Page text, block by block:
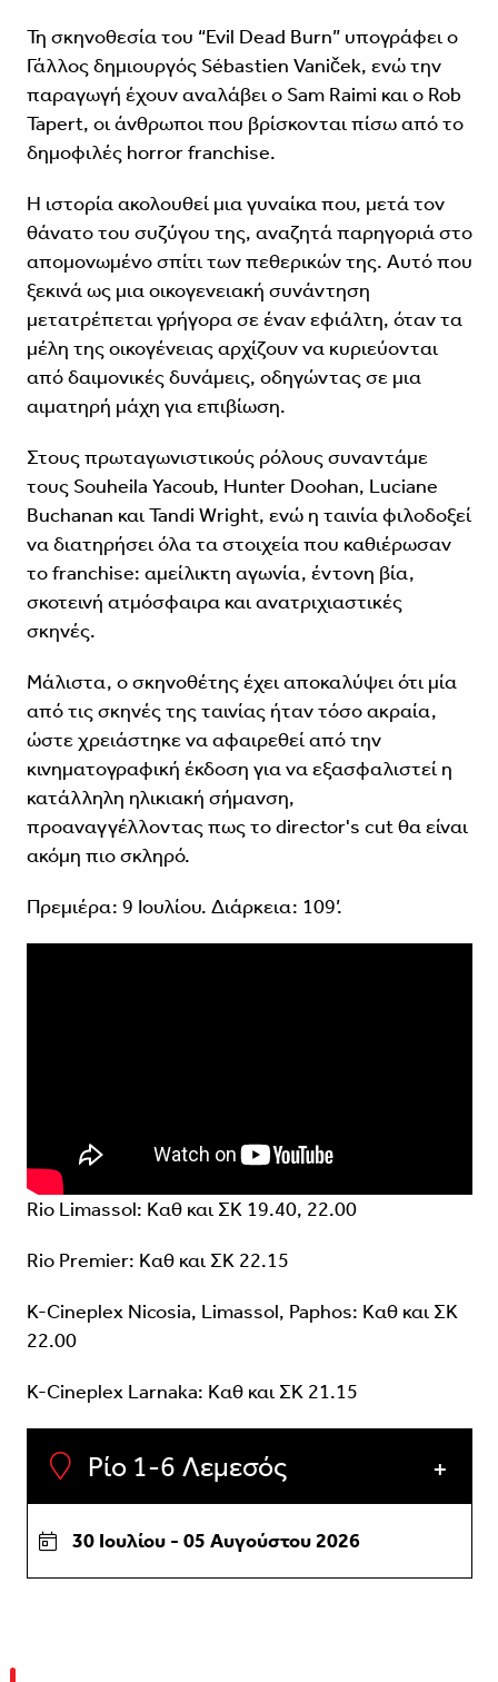
Τη σκηνοθεσία του “Evil Dead Burn” υπογράφει ο
Γάλλος δημιουργός Sébastien Vaniček, ενώ την
παραγωγή έχουν αναλάβει ο Sam Raimi και ο Rob
Tapert, οι άνθρωποι που βρίσκονται πίσω από το
δημοφιλές horror franchise.
Η ιστορία ακολουθεί μια γυναίκα που, μετά τον
θάνατο του συζύγου της, αναζητά παρηγοριά στο
απομονωμένο σπίτι των πεθερικών της. Αυτό που
ξεκινά ως μια οικογενειακή συνάντηση
μετατρέπεται γρήγορα σε έναν εφιάλτη, όταν τα
μέλη της οικογένειας αρχίζουν να κυριεύονται
από δαιμονικές δυνάμεις, οδηγώντας σε μια
αιματηρή μάχη για επιβίωση.
Στους πρωταγωνιστικούς ρόλους συναντάμε
τους Souheila Yacoub, Hunter Doohan, Luciane
Buchanan και Tandi Wright, ενώ η ταινία φιλοδοξεί
να διατηρήσει όλα τα στοιχεία που καθιέρωσαν
το franchise: αμείλικτη αγωνία, έντονη βία,
σκοτεινή ατμόσφαιρα και ανατριχιαστικές
σκηνές.
Μάλιστα, ο σκηνοθέτης έχει αποκαλύψει ότι μία
από τις σκηνές της ταινίας ήταν τόσο ακραία,
ώστε χρειάστηκε να αφαιρεθεί από την
κινηματογραφική έκδοση για να εξασφαλιστεί η
κατάλληλη ηλικιακή σήμανση,
προαναγγέλλοντας πως το director's cut θα είναι
ακόμη πιο σκληρό.
Πρεμιέρα: 9 Ιουλίου. Διάρκεια: 109’.
Rio Limassol: Καθ και ΣΚ 19.40, 22.00
Rio Premier: Καθ και ΣΚ 22.15
Κ-Cineplex Nicosia, Limassol, Paphos: Καθ και ΣΚ
22.00
K-Cineplex Larnaka: Καθ και ΣΚ 21.15
Ρίο 1-6 Λεμεσός
30 Ιουλίου - 05 Αυγούστου 2026